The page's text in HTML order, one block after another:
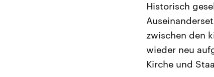
Historisch
zwischen den
wieder neu
Kirche und